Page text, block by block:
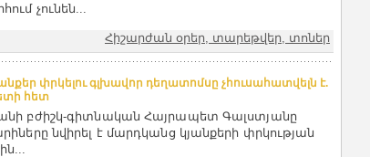
չունեն...
Հիշարժան օրեր, տարեթվեր, տոներ
փրկելու գլխավոր դեղատոմսը չհուսահատվելն է.
հետ
բժիշկ-գիտնական Հայրապետ Գալստյանը
նվիրել է մարդկանց կյանքերի փրկության